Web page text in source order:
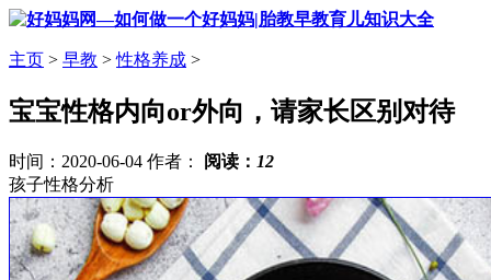
主页 > 早教 >性格养成 >
宝宝性格内向or外向，请家长区别对待
时间：2020-06-04 作者： 阅读： 12
孩子性格分析